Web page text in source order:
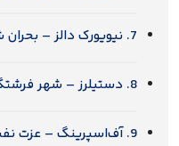
7. نیویورک دالز – بحران شخصیت
8. دستیلرز – شهر فرشتگان
9. آف‌اسپرینگ – عزت نفس